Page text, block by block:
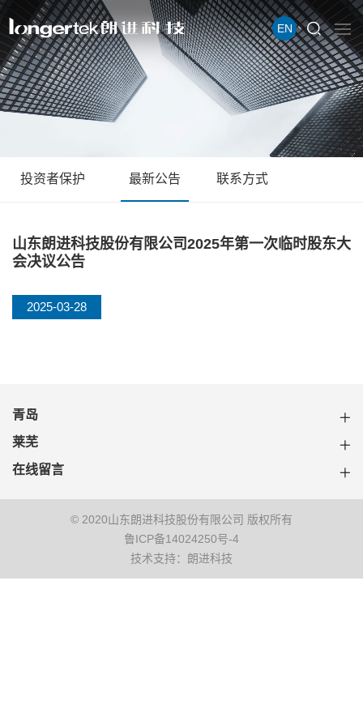
EN
投资者保护 最新公告 联系方式
山东朗进科技股份有限公司2025年第一次临时股东大
会决议公告
2025-03-28
青岛
莱芜
在线留言
© 2020山东朗进科技股份有限公司 版权所有
鲁ICP备14024250号-4
技术支持：朗进科技